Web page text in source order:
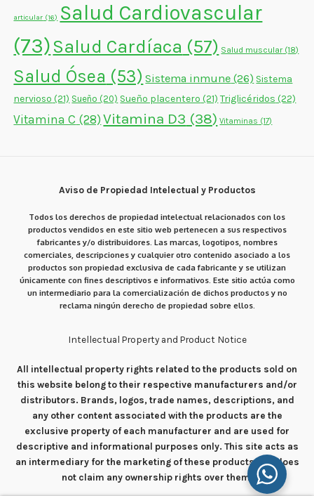
articular (16) Salud Cardiovascular
(73)Salud Cardíaca (57) Salud muscular(18)
Salud Ósea (53) Sistema inmune (26) Sistema
nervioso (21) Sueño (20) Sueño placentero (21) Triglicéridos (22)
Vitamina C (28) Vitamina D3 (38) Vitaminas (17)
Aviso de Propiedad Intelectual y Productos
Todos los derechos de propiedad intelectual relacionados con los
productos vendidos en este sitio web pertenecen a sus respectivos
fabricantes y/o distribuidores. Las marcas, logotipos, nombres
comerciales, descripciones y cualquier otro contenido asociado a los
productos son propiedad exclusiva de cada fabricante y se utilizan
únicamente con fines descriptivos e informativos. Este sitio actúa como
un intermediario para la comercialización de dichos productos y no
reclama ningún derecho de propiedad sobre ellos.
Intellectual Property and Product Notice
All intellectual property rights related to the products sold on
this website belong to their respective manufacturers and/or
distributors. Brands, logos, trade names, descriptions, and
any other content associated with the products are the
exclusive property of each manufacturer and are used for
descriptive and informational purposes only. This site acts as
an intermediary for the marketing of these products and does
not claim any ownership rights over them.